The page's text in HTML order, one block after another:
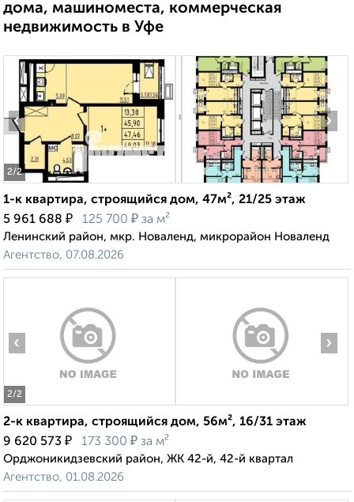
дома, машиноместа, коммерческая
недвижимость в Уфе
2/2
‹ ›
1-к квартира, строящийся дом, 47м², 21/25 этаж
5 961 688 ₽ 125 700 ₽ за м²
Ленинский район, мкр. Новаленд, микрорайон Новаленд
Агентство, 07.08.2026
2/2
‹ ›
2-к квартира, строящийся дом, 56м², 16/31 этаж
9 620 573 ₽ 173 300 ₽ за м²
Орджоникидзевский район, ЖК 42-й, 42-й квартал
Агентство, 01.08.2026